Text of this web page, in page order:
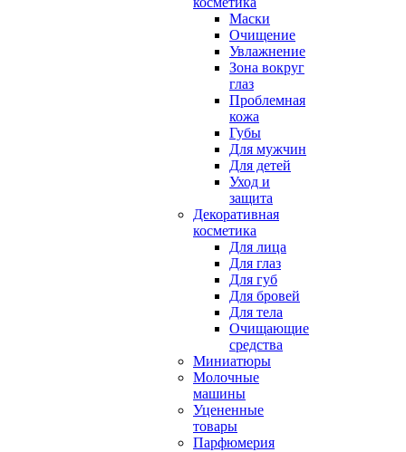
Маски
Очищение
Увлажнение
Зона вокруг
глаз
Проблемная
кожа
Губы
Для мужчин
Для детей
Уход и
защита
Декоративная
косметика
Для лица
Для глаз
Для губ
Для бровей
Для тела
Очищающие
средства
Миниатюры
Молочные
машины
Уцененные
товары
Парфюмерия